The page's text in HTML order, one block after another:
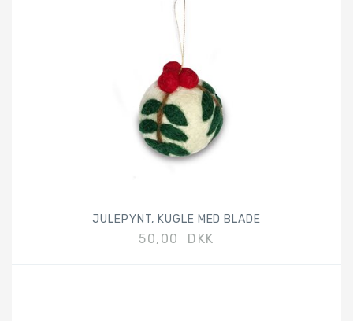
JULEPYNT, KUGLE MED BLADE
50,00 DKK